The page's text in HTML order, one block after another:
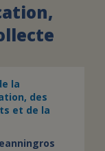
la
des
et de la